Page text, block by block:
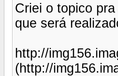
Criei o topico
que será
http://
(http://